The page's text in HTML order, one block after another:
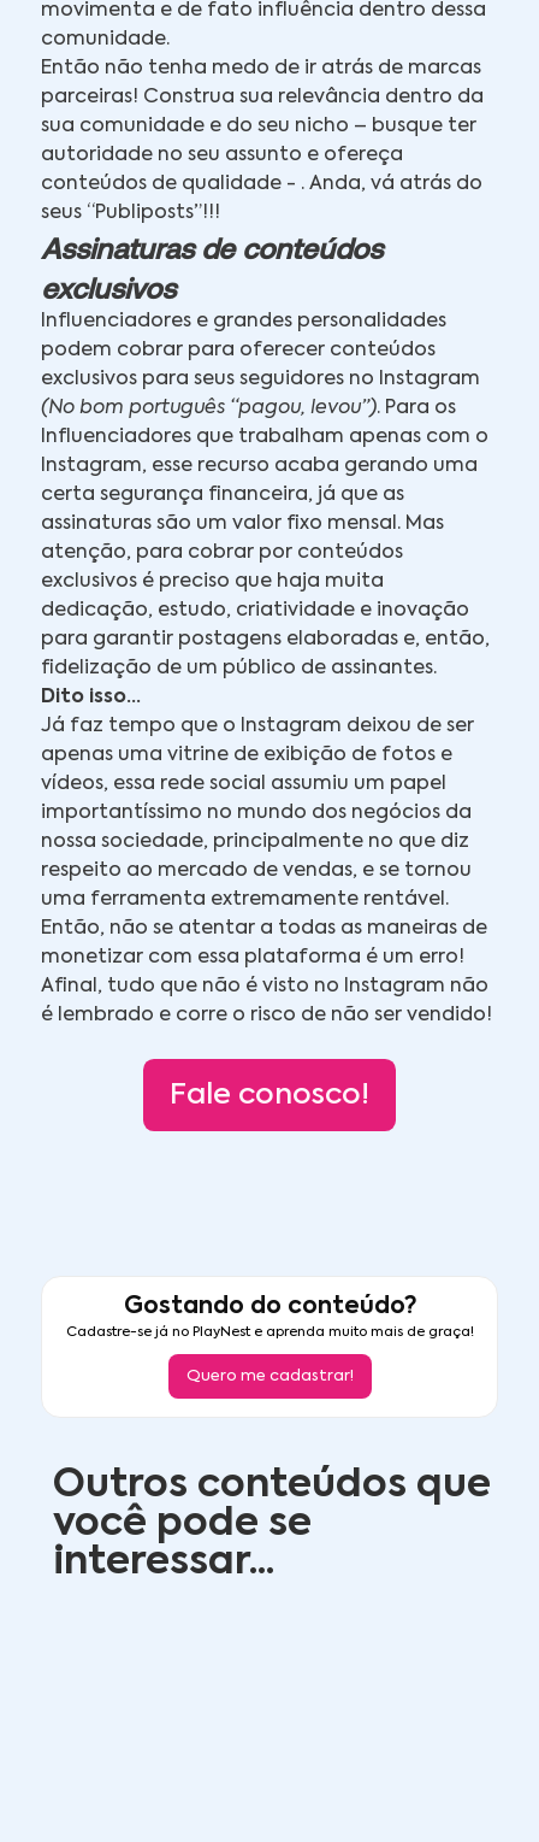
movimenta e de fato influência dentro dessa
comunidade.
Então não tenha medo de ir atrás de marcas
parceiras! Construa sua relevância dentro da
sua comunidade e do seu nicho – busque ter
autoridade no seu assunto e ofereça
conteúdos de qualidade - . Anda, vá atrás do
seus “Publiposts”!!!
Assinaturas de conteúdos
exclusivos
Influenciadores e grandes personalidades
podem cobrar para oferecer conteúdos
exclusivos para seus seguidores no Instagram
(No bom português “pagou, levou”). Para os
Influenciadores que trabalham apenas com o
Instagram, esse recurso acaba gerando uma
certa segurança financeira, já que as
assinaturas são um valor fixo mensal. Mas
atenção, para cobrar por conteúdos
exclusivos é preciso que haja muita
dedicação, estudo, criatividade e inovação
para garantir postagens elaboradas e, então,
fidelização de um público de assinantes.
Dito isso...
Já faz tempo que o Instagram deixou de ser
apenas uma vitrine de exibição de fotos e
vídeos, essa rede social assumiu um papel
importantíssimo no mundo dos negócios da
nossa sociedade, principalmente no que diz
respeito ao mercado de vendas, e se tornou
uma ferramenta extremamente rentável.
Então, não se atentar a todas as maneiras de
monetizar com essa plataforma é um erro!
Afinal, tudo que não é visto no Instagram não
é lembrado e corre o risco de não ser vendido!
Fale conosco!
Gostando do conteúdo?
Cadastre-se já no PlayNest e aprenda muito mais de graça!
Quero me cadastrar!
Outros conteúdos que
você pode se
interessar...